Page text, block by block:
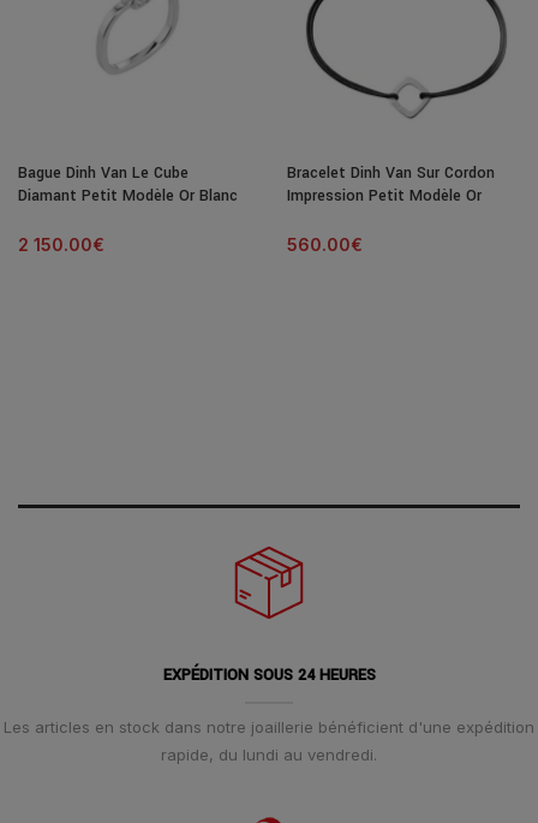
Bague Dinh Van Le Cube
Diamant Petit Modèle Or Blanc
2 150.00€
Bracelet Dinh Van Sur Cordon
Impression Petit Modèle Or
560.00€
EXPÉDITION SOUS 24 HEURES
Les articles en stock dans notre joaillerie bénéficient d'une expédition
rapide, du lundi au vendredi.